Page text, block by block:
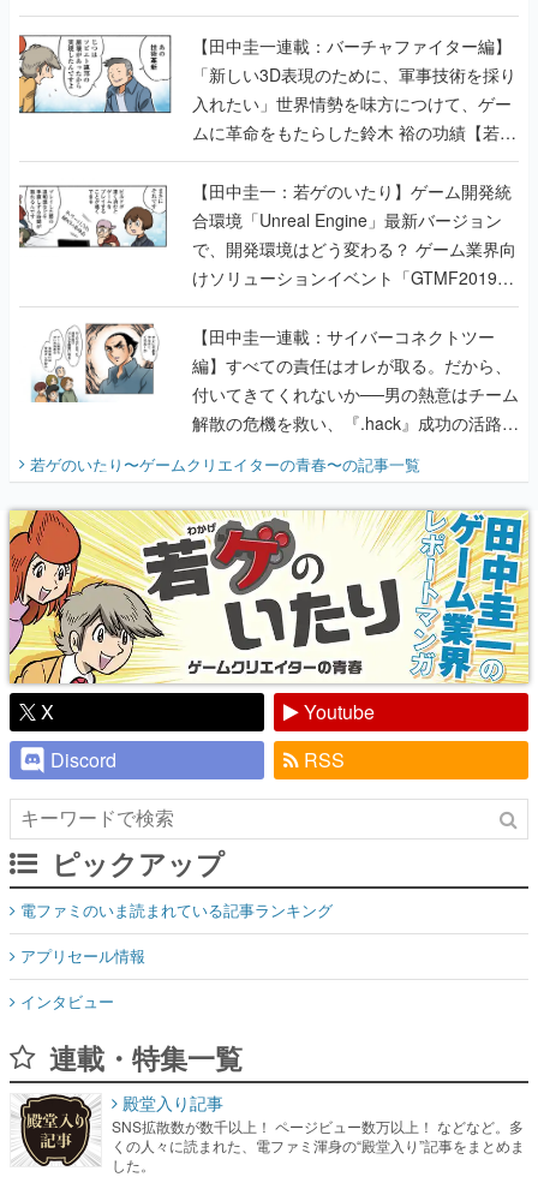
【若ゲのいたり最終回】
【田中圭一連載：バーチャファイター編】
「新しい3D表現のために、軍事技術を採り
入れたい」世界情勢を味方につけて、ゲー
ムに革命をもたらした鈴木 裕の功績【若ゲ
のいたり】
【田中圭一：若ゲのいたり】ゲーム開発統
合環境「Unreal Engine」最新バージョン
で、開発環境はどう変わる？ ゲーム業界向
けソリューションイベント「GTMF2019」
に行って、より理解を深めよう【PR】
【田中圭一連載：サイバーコネクトツー
編】すべての責任はオレが取る。だから、
付いてきてくれないか──男の熱意はチーム
解散の危機を救い、『.hack』成功の活路を
『少年ジャンプ』色だった【若ゲのいた
り】
若ゲのいたり〜ゲームクリエイターの青春〜の記事一覧
X
Youtube
Discord
RSS
ピックアップ
電ファミのいま読まれている記事ランキング
アプリセール情報
インタビュー
連載・特集一覧
殿堂入り記事
SNS拡散数が数千以上！ ページビュー数万以上！ などなど。多
くの人々に読まれた、電ファミ渾身の“殿堂入り”記事をまとめま
した。